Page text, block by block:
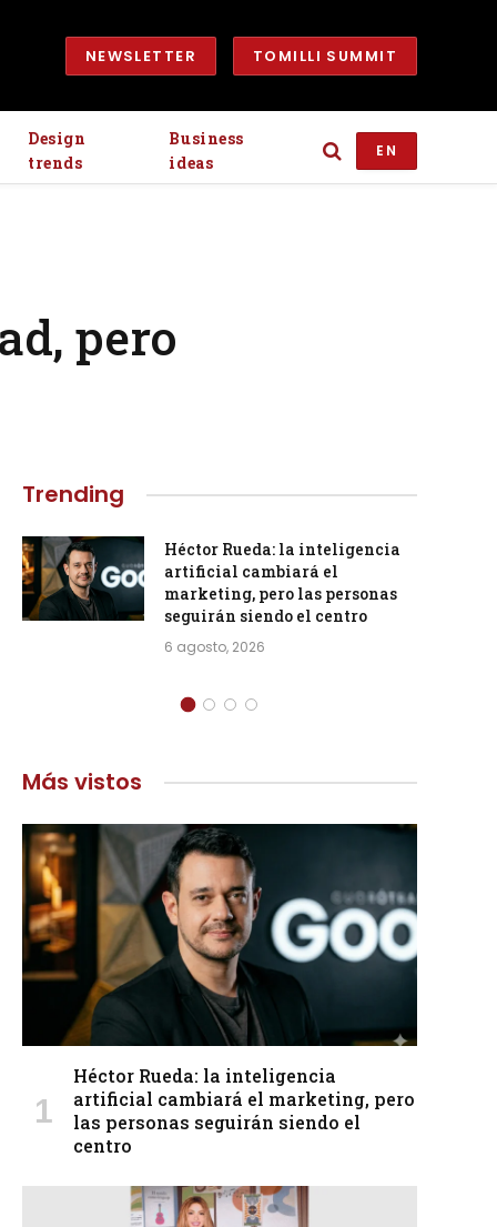
NEWSLETTER TOMILLI SUMMIT
Design
trends
Business
ideas
EN
pero
Trending
Héctor Rueda: la inteligencia
artificial cambiará el
marketing, pero las personas
seguirán siendo el centro
6 agosto, 2026
Más vistos
Héctor Rueda: la inteligencia
artificial cambiará el marketing, pero
las personas seguirán siendo el
centro